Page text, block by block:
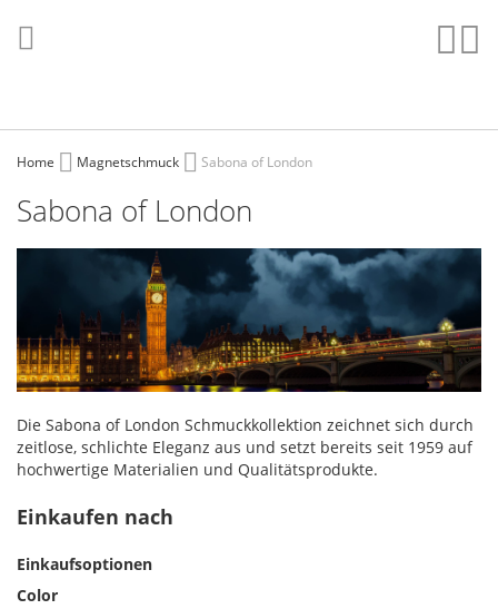
zum
Inhalt
Home Magnetschmuck Sabona of London
Sabona of London
Die Sabona of London Schmuckkollektion zeichnet sich durch
zeitlose, schlichte Eleganz aus und setzt bereits seit 1959 auf
hochwertige Materialien und Qualitätsprodukte.
Einkaufen nach
Einkaufsoptionen
Color